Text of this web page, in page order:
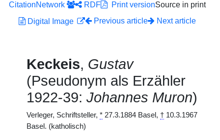
CitationNetwork RDF Print versionSource in print
Digital Image
Previous article Next article
Keckeis, Gustav
(Pseudonym als Erzähler
1922-39: Johannes Muron)
Verleger, Schriftsteller, * 27.3.1884 Basel, † 10.3.1967
Basel. (katholisch)